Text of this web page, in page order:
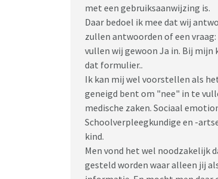
met een gebruiksaanwijzing is.
Daar bedoel ik mee dat wij
zullen antwoorden of een
vullen wij gewoon Ja in. Bij
dat formulier..
Ik kan mij wel voorstellen als
geneigd bent om "nee" in te
medische zaken. Sociaal
Schoolverpleegkundige en -
kind.
Men vond het wel noodzakelijk
gesteld worden waar alleen jij